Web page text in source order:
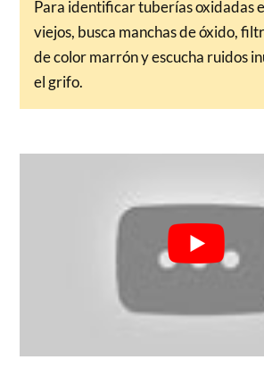
Para identificar tuberías oxidadas
viejos, busca manchas de óxido,
de color marrón y escucha ruidos
el grifo.